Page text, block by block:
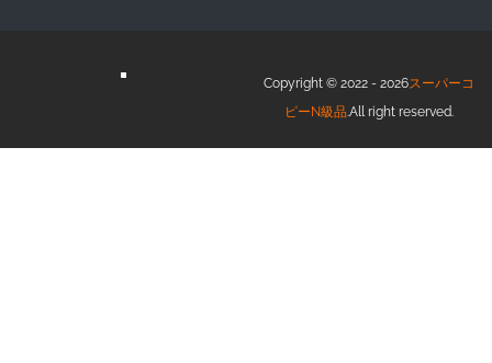
Copyright © 2022 - 2026スーパーコ
ピーN級品.All right reserved.